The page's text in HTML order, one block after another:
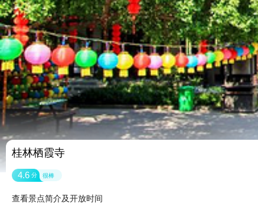
桂林栖霞寺
4.6 分 很棒
查看景点简介及开放时间